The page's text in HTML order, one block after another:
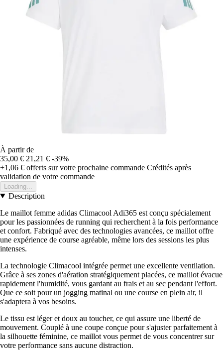
À partir de
35,00 € 21,21 € -39%
+1,06 € offerts sur votre prochaine commande Crédités après
validation de votre commande
Loading...
Description
Le maillot femme adidas Climacool Adi365 est conçu spécialement
pour les passionnées de running qui recherchent à la fois performance
et confort. Fabriqué avec des technologies avancées, ce maillot offre
une expérience de course agréable, même lors des sessions les plus
intenses.
La technologie Climacool intégrée permet une excellente ventilation.
Grâce à ses zones d'aération stratégiquement placées, ce maillot évacue
rapidement l'humidité, vous gardant au frais et au sec pendant l'effort.
Que ce soit pour un jogging matinal ou une course en plein air, il
s'adaptera à vos besoins.
Le tissu est léger et doux au toucher, ce qui assure une liberté de
mouvement. Couplé à une coupe conçue pour s'ajuster parfaitement à
la silhouette féminine, ce maillot vous permet de vous concentrer sur
votre performance sans aucune distraction.